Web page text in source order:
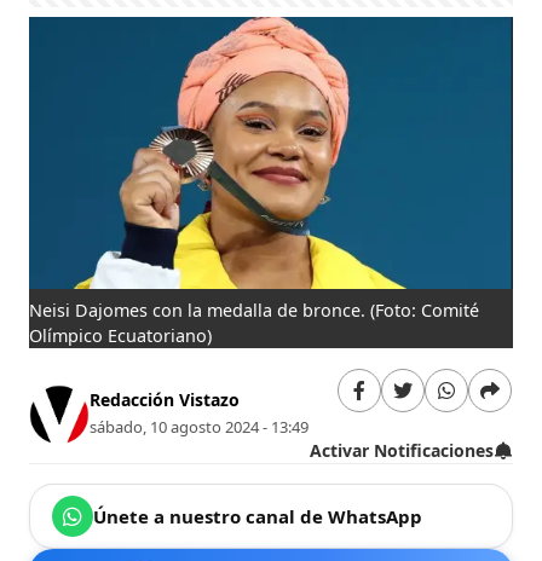
Neisi Dajomes con la medalla de bronce. (Foto: Comité
Olímpico Ecuatoriano)
Redacción Vistazo
sábado, 10 agosto 2024 - 13:49
Activar Notificaciones
Únete a nuestro canal de WhatsApp